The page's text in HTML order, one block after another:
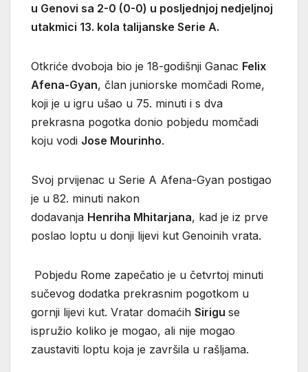
u Genovi sa 2-0 (0-0) u posljednjoj nedjeljnoj
utakmici 13. kola talijanske Serie A.
Otkriće dvoboja bio je 18-godišnji Ganac Felix
Afena-Gyan, član juniorske momčadi Rome,
koji je u igru ušao u 75. minuti i s dva
prekrasna pogotka donio pobjedu momčadi
koju vodi Jose Mourinho.
Svoj prvijenac u Serie A Afena-Gyan postigao
je u 82. minuti nakon
dodavanja Henriha Mhitarjana, kad je iz prve
poslao loptu u donji lijevi kut Genoinih vrata.
Pobjedu Rome zapečatio je u četvrtoj minuti
sučevog dodatka prekrasnim pogotkom u
gornji lijevi kut. Vratar domaćih Sirigu se
ispružio koliko je mogao, ali nije mogao
zaustaviti loptu koja je završila u rašljama.